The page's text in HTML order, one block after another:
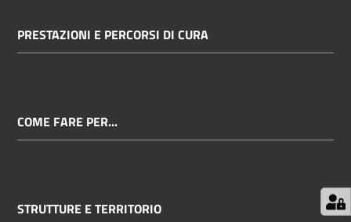
PRESTAZIONI E PERCORSI DI CURA
COME FARE PER...
STRUTTURE E TERRITORIO